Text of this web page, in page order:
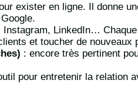
exister en ligne. Il donne
Instagram, LinkedIn…
et toucher de nouveaux
: encore très pertinent
pour entretenir la relation